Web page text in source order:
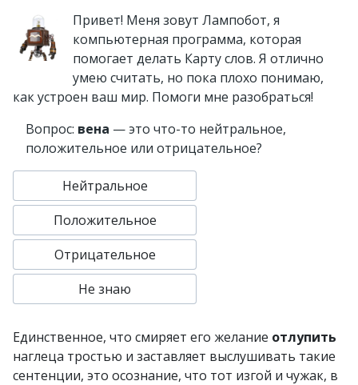
Привет! Меня зовут Лампобот, я
компьютерная программа, которая
помогает делать Карту слов. Я отлично
умею считать, но пока плохо понимаю,
как устроен ваш мир. Помоги мне разобраться!
Вопрос: вена — это что-то нейтральное,
положительное или отрицательное?
Нейтральное
Положительное
Отрицательное
Не знаю
Единственное, что смиряет его желание отлупить
наглеца тростью и заставляет выслушивать такие
сентенции, это осознание, что тот изгой и чужак, в